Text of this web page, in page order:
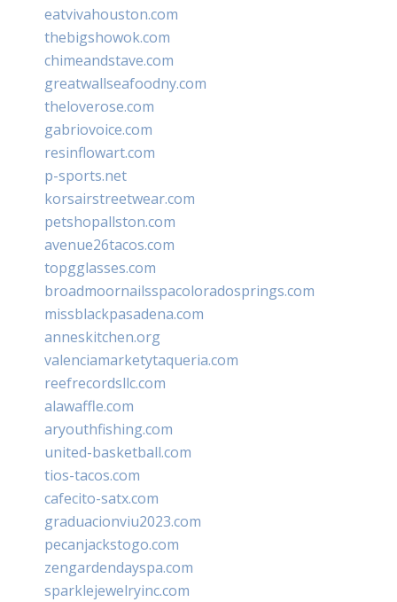
eatvivahouston.com
thebigshowok.com
chimeandstave.com
greatwallseafoodny.com
theloverose.com
gabriovoice.com
resinflowart.com
p-sports.net
korsairstreetwear.com
petshopallston.com
avenue26tacos.com
topgglasses.com
broadmoornailsspacoloradosprings.com
missblackpasadena.com
anneskitchen.org
valenciamarketytaqueria.com
reefrecordsllc.com
alawaffle.com
aryouthfishing.com
united-basketball.com
tios-tacos.com
cafecito-satx.com
graduacionviu2023.com
pecanjackstogo.com
zengardendayspa.com
sparklejewelryinc.com